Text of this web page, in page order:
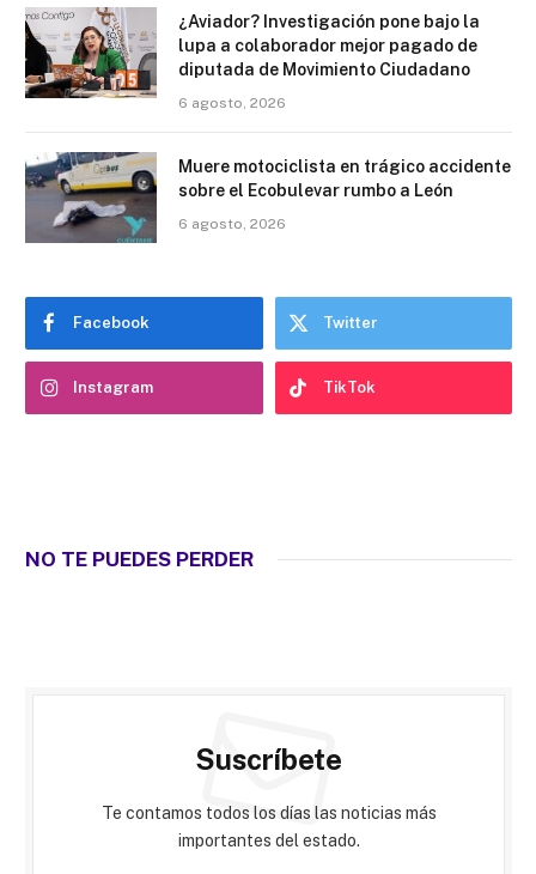
¿Aviador? Investigación pone bajo la
lupa a colaborador mejor pagado de
diputada de Movimiento Ciudadano
6 agosto, 2026
Muere motociclista en trágico accidente
sobre el Ecobulevar rumbo a León
6 agosto, 2026
Facebook Twitter
Instagram TikTok
NO TE PUEDES PERDER
Suscríbete
Te contamos todos los días las noticias más
importantes del estado.